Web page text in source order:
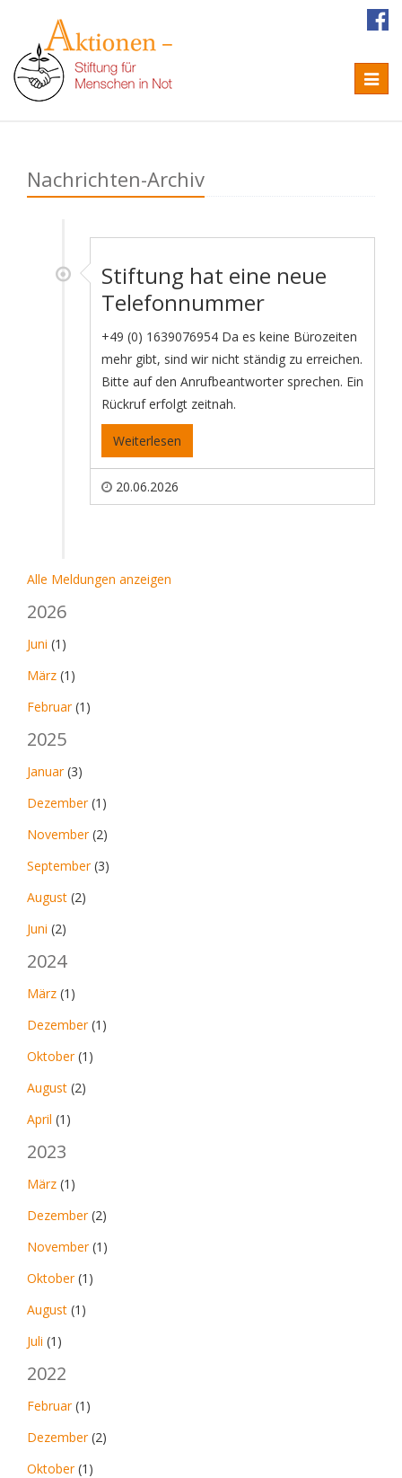
Nachrichten-Archiv
Stiftung hat eine neue
Telefonnummer
+49 (0) 1639076954 Da es keine Bürozeiten
mehr gibt, sind wir nicht ständig zu erreichen.
Bitte auf den Anrufbeantworter sprechen. Ein
Rückruf erfolgt zeitnah.
Weiterlesen
20.06.2026
Alle Meldungen anzeigen
2026
Juni (1)
März (1)
Februar(1)
2025
Januar(3)
Dezember(1)
November(2)
September(3)
August (2)
Juni (2)
2024
März (1)
Dezember(1)
Oktober(1)
August (2)
April (1)
2023
März (1)
Dezember(2)
November(1)
Oktober(1)
August (1)
Juli (1)
2022
Februar(1)
Dezember(2)
Oktober(1)